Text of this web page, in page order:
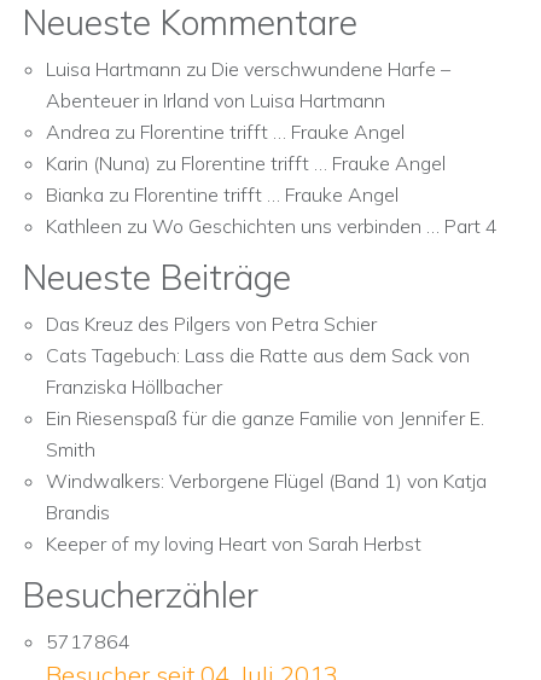
Neueste Kommentare
Luisa Hartmann zu Die verschwundene Harfe –
Abenteuer in Irland von Luisa Hartmann
Andrea zu Florentine trifft … Frauke Angel
Karin (Nuna) zu Florentine trifft … Frauke Angel
Bianka zu Florentine trifft … Frauke Angel
Kathleen zu Wo Geschichten uns verbinden … Part 4
Neueste Beiträge
Das Kreuz des Pilgers von Petra Schier
Cats Tagebuch: Lass die Ratte aus dem Sack von
Franziska Höllbacher
Ein Riesenspaß für die ganze Familie von Jennifer E.
Smith
Windwalkers: Verborgene Flügel (Band 1) von Katja
Brandis
Keeper of my loving Heart von Sarah Herbst
Besucherzähler
5717864